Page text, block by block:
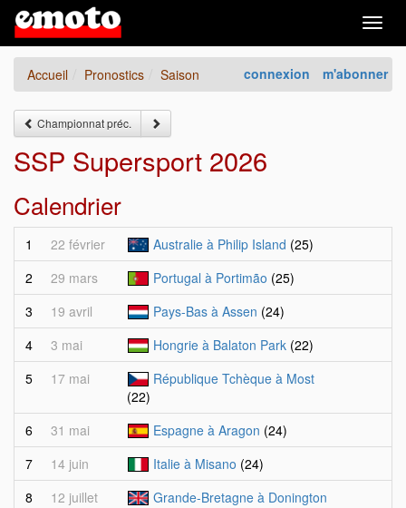
connexion m'abonner
Accueil Pronostics Saison
Championnat préc.
SSP Supersport 2026
Calendrier
1 22 février Australie à Philip Island (25)
2
29 mars Portugal à Portimão (25)
3
19 avril Pays-Bas à Assen (24)
4
3 mai Hongrie à Balaton Park (22)
5
17 mai
République Tchèque à Most
(22)
6
31 mai Espagne à Aragon (24)
7
14 juin Italie à Misano (24)
8
12 juillet
Grande-Bretagne à Donington